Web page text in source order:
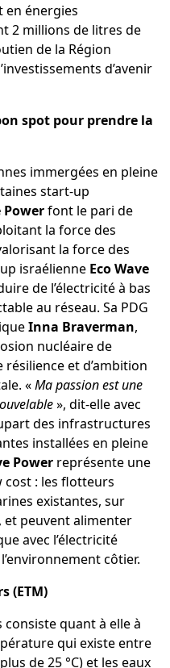
en énergies
2 millions de litres de
de la Région
d’avenir
spot pour prendre la
immergées en pleine
start-up
Powerfont le pari de
la force des
la force des
israélienne Eco Wave
de l’électricité à bas
au réseau. Sa PDG
Inna Braverman,
nucléaire de
et d’ambition
«Ma passion est une
», dit-elle avec
des infrastructures
installées en pleine
Power représente une
: les flotteurs
existantes, sur
et peuvent alimenter
avec l’électricité
côtier.
(ETM)
consiste quant à elle à
qui existe entre
de 25 °C) et les eaux